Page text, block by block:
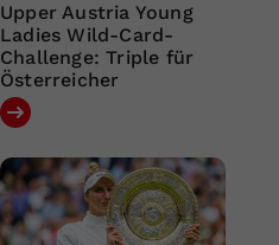
Upper Austria Young
Ladies Wild-Card-
Challenge: Triple für
Österreicher